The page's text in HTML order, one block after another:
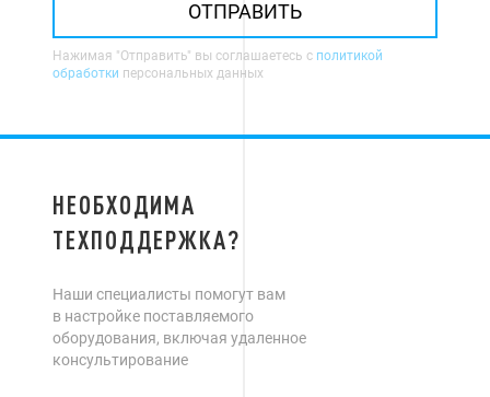
ОТПРАВИТЬ
Нажимая "Отправить" вы соглашаетесь с политикой
обработки персональных данных
НЕОБХОДИМА
ТЕХПОДДЕРЖКА?
Наши специалисты помогут вам
в настройке поставляемого
оборудования, включая удаленное
консультирование